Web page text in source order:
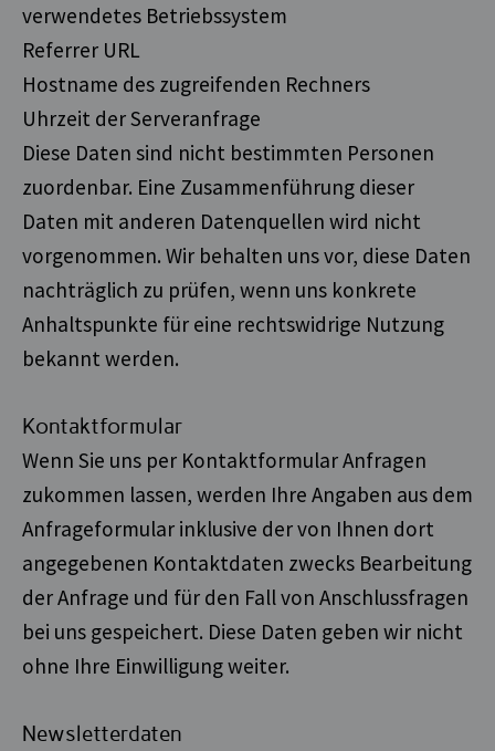
verwendetes Betriebssystem
Referrer URL
Hostname des zugreifenden Rechners
Uhrzeit der Serveranfrage
Diese Daten sind nicht bestimmten Personen
zuordenbar. Eine Zusammenführung dieser
Daten mit anderen Datenquellen wird nicht
vorgenommen. Wir behalten uns vor, diese Daten
nachträglich zu prüfen, wenn uns konkrete
Anhaltspunkte für eine rechtswidrige Nutzung
bekannt werden.
Kontaktformular
Wenn Sie uns per Kontaktformular Anfragen
zukommen lassen, werden Ihre Angaben aus dem
Anfrageformular inklusive der von Ihnen dort
angegebenen Kontaktdaten zwecks Bearbeitung
der Anfrage und für den Fall von Anschlussfragen
bei uns gespeichert. Diese Daten geben wir nicht
ohne Ihre Einwilligung weiter.
Newsletterdaten